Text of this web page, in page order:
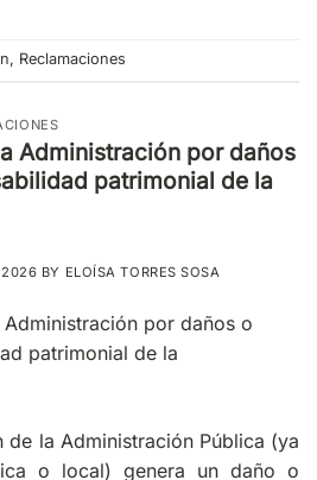
, Reclamaciones
Administración por daños
patrimonial de la
2026 BY ELOÍSA TORRES SOSA
de la Administración Pública (ya
o local) genera un daño o